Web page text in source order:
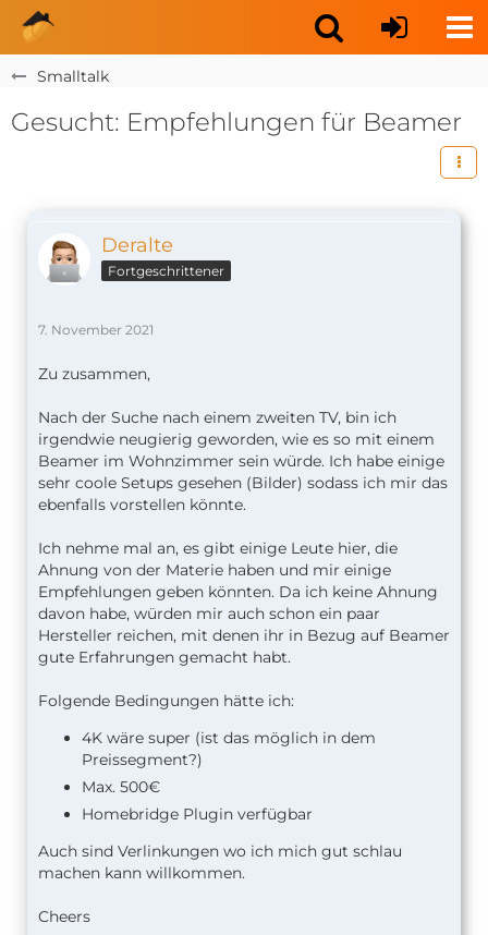
Smalltalk
Gesucht: Empfehlungen für Beamer
Deralte
Fortgeschrittener
7. November 2021
Zu zusammen,
Nach der Suche nach einem zweiten TV, bin ich
irgendwie neugierig geworden, wie es so mit einem
Beamer im Wohnzimmer sein würde. Ich habe einige
sehr coole Setups gesehen (Bilder) sodass ich mir das
ebenfalls vorstellen könnte.
Ich nehme mal an, es gibt einige Leute hier, die
Ahnung von der Materie haben und mir einige
Empfehlungen geben könnten. Da ich keine Ahnung
davon habe, würden mir auch schon ein paar
Hersteller reichen, mit denen ihr in Bezug auf Beamer
gute Erfahrungen gemacht habt.
Folgende Bedingungen hätte ich:
4K wäre super (ist das möglich in dem
Preissegment?)
Max. 500€
Homebridge Plugin verfügbar
Auch sind Verlinkungen wo ich mich gut schlau
machen kann willkommen.
Cheers